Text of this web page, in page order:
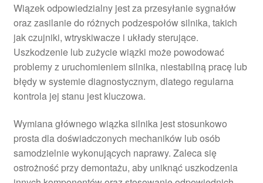
Wiązek odpowiedzialny jest za przesyłanie sygnałów
oraz zasilanie do różnych podzespołów silnika, takich
jak czujniki, wtryskiwacze i układy sterujące.
Uszkodzenie lub zużycie wiązki może powodować
problemy z uruchomieniem silnika, niestabilną pracę lub
błędy w systemie diagnostycznym, dlatego regularna
kontrola jej stanu jest kluczowa.
Wymiana głównego wiązka silnika jest stosunkowo
prosta dla doświadczonych mechaników lub osób
samodzielnie wykonujących naprawy. Zaleca się
ostrożność przy demontażu, aby uniknąć uszkodzenia